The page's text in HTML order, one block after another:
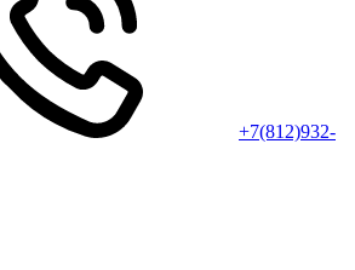
+7(812)932-